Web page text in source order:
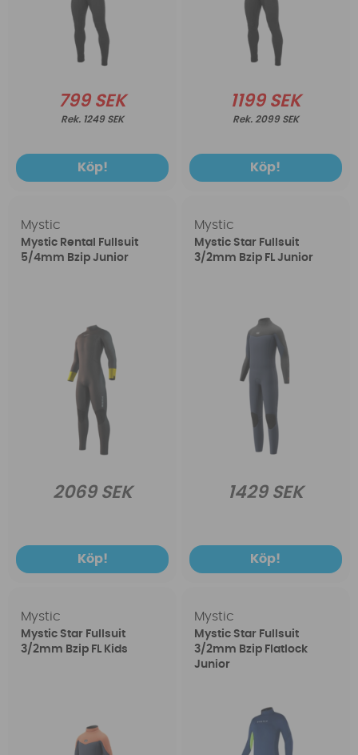
799 SEK
1249 SEK
Köp!
1199 SEK
2099 SEK
Köp!
Mystic
Mystic Rental Fullsuit
5/4mm Bzip Junior
2069 SEK
Köp!
Mystic
Mystic Star Fullsuit
3/2mm Bzip FL Junior
1429 SEK
Köp!
Mystic
Mystic Star Fullsuit
3/2mm Bzip FL Kids
Mystic
Mystic Star Fullsuit
3/2mm Bzip Flatlock
Junior